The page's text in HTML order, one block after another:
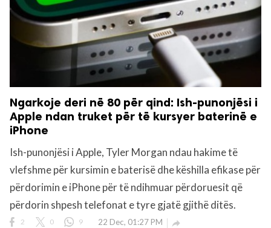
Ngarkoje deri në 80 për qind: Ish-punonjësi i
Apple ndan truket për të kursyer baterinë e
iPhone
Ish-punonjësi i Apple, Tyler Morgan ndau hakime të
vlefshme për kursimin e baterisë dhe këshilla efikase për
përdorimin e iPhone për të ndihmuar përdoruesit që
përdorin shpesh telefonat e tyre gjatë gjithë ditës.
2 0 9 22 Dec, 01:27 PM 